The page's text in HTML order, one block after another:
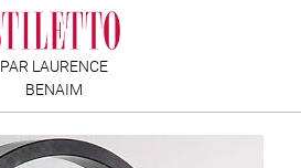
PAR LAURENCE
BENAIM